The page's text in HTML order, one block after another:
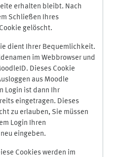
erhalten bleibt. Nach
Schließen Ihres
gelöscht.
dient Ihrer Bequemlichkeit.
im Webbrowser und
Dieses Cookie
aus Moodle
Login ist dann Ihr
eingetragen. Dieses
zu erlauben, Sie müssen
Login Ihren
eingeben.
Cookies werden im